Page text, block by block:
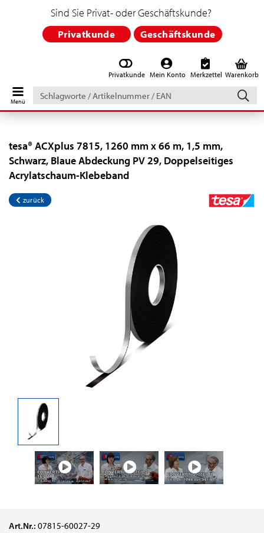
Privatkunde Mein Konto Merkzettel Warenkorb
Schlagworte
/
Artikelnummer
EAN
Sind Sie Privat- oder Geschäftskunde?
Privatkunde Geschäftskunde
tesa® ACXplus 7815, 1260 mm x 66 m, 1,5 mm,
Schwarz, Blaue Abdeckung PV 29, Doppelseitiges
Acrylatschaum-Klebeband
zurück
Art.Nr.: 07815-60027-29